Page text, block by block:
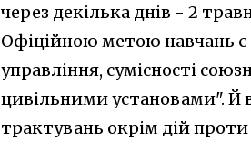
через декілька днів - 2
Офіційною метою навчань є
управління, сумісності
цивільними установами". Й
трактувань окрім дій проти